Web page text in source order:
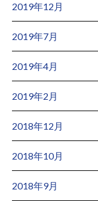
2019年12月
2019年7月
2019年4月
2019年2月
2018年12月
2018年10月
2018年9月